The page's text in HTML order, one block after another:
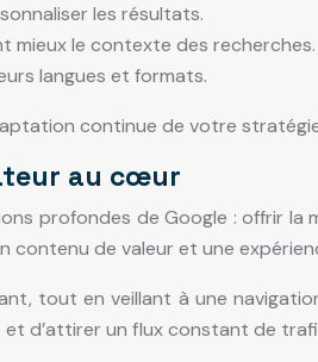
les résultats.
mieux le contexte des recherches.
langues et formats.
continue de votre
au cœur
profondes de Google : offrir la
contenu de valeur et une
tout en veillant à une
d’attirer un flux constant de